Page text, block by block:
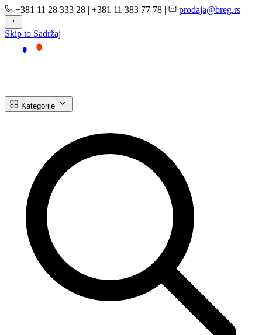
+381 11 28 333 28 | +381 11 383 77 78 | prodaja@breg.rs
Skip to Sadržaj
Kategorije